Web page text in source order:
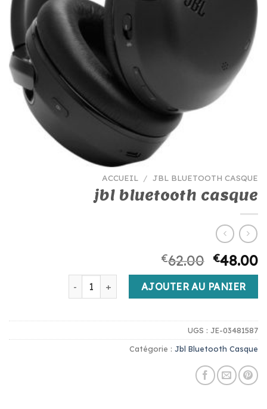
ACCUEIL / JBL BLUETOOTH CASQUE
jbl bluetooth casque
€62.00 €48.00
quantité de jbl bluetooth casque
AJOUTER AU PANIER
UGS : JE-03481587
Catégorie : Jbl Bluetooth Casque